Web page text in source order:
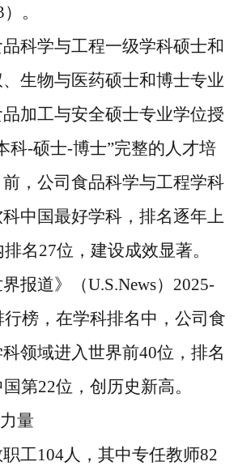
。
学与工程一级学科硕士和
生物与医药硕士和博士专业
加工与安全硕士专业学位授
科-硕士-博士”完整的人才培
，公司食品科学与工程学科
中国最好学科，排名逐年上
名27位，建设成效显著。
界报道》（U.S.News）2025-
行榜，在学科排名中，公司食
领域进入世界前40位，排名
第22位，创历史新高。
量
工104人，其中专任教师82